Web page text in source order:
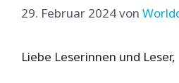
29. Februar 2024von
Liebe Leserinnen und Leser,